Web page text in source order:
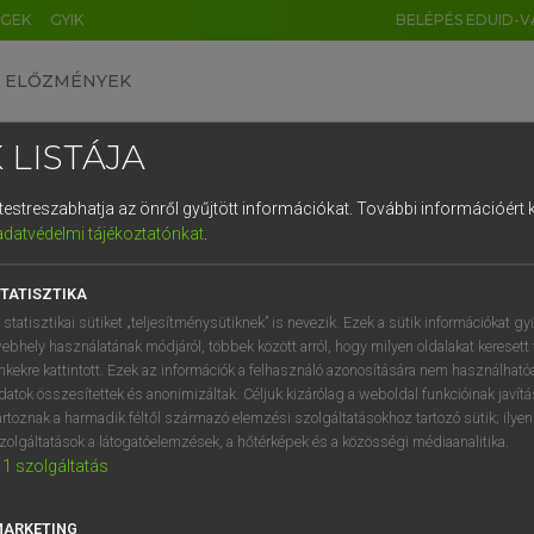
GYIK BELÉPÉS EDUID-
ELŐZMÉNYEK
egyetemes nagyszótár
VAN ELŐFIZETÉSED?
megtekintéséhez.
LISTÁJA
az önről gyűjtött információkat. További információért
tájékoztatónkat.
statisztikai sütiket „teljesítménysütiknek” is nevezik. Ezek a sütik információkat
használatának módjáról, többek között arról, hogy milyen oldalakat keresett
kattintott. Ezek az információk a felhasználó azonosítására nem
összesítettek és anonimizáltak. Céljuk kizárólag a weboldal funkcióinak
a harmadik féltől származó elemzési szolgáltatásokhoz tartozó sütik;
a látogatóelemzések, a hőtérképek és a közösségi médiaanalitika.
1 szolgáltatás
DE CN FR ES IT NL
1 2 3 4 5 6 7 8 9
q w e r t z u i
a s d f g h j k l é
í y x c v b n m , .